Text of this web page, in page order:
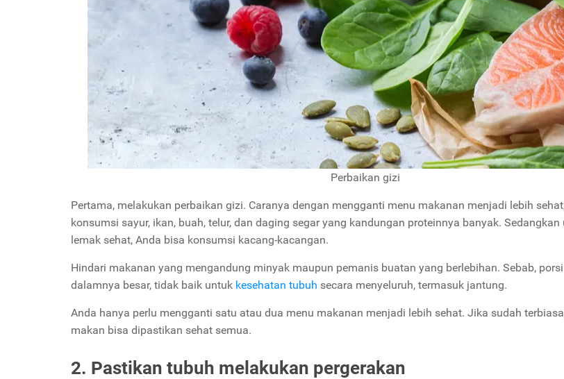
Perbaikan gizi
Pertama, melakukan perbaikan gizi. Caranya dengan mengganti menu makanan menjadi lebih
konsumsi sayur, ikan, buah, telur, dan daging segar yang kandungan proteinnya banyak.
lemak sehat, Anda bisa konsumsi kacang-kacangan.
Hindari makanan yang mengandung minyak maupun pemanis buatan yang berlebihan. Sebab,
dalamnya besar, tidak baik untuk kesehatan tubuh secara menyeluruh, termasuk jantung.
Anda hanya perlu mengganti satu atau dua menu makanan menjadi lebih sehat. Jika sudah
makan bisa dipastikan sehat semua.
2. Pastikan tubuh melakukan pergerakan